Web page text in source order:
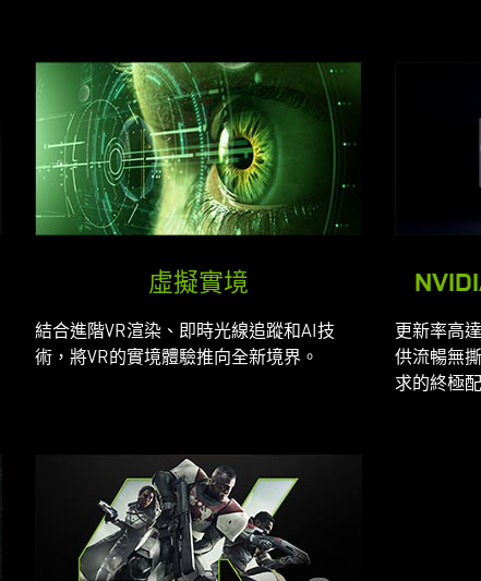
虛擬實境
結合進階VR渲染、即時光線追蹤和AI技
術，將VR的實境體驗推向全新境界。
更新率高
供流暢無
求的終極